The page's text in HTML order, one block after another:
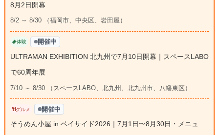
8月2日開幕
8/2 ～ 8/30 （福岡市、中央区、岩田屋）
体験 開催中
ULTRAMAN EXHIBITION 北九州で7月10日開幕｜スペースLABO
で60周年展
7/10 ～ 8/30 （スペースLABO、北九州、北九州市、八幡東区）
グルメ 開催中
そうめん小屋 in ベイサイド2026｜7月1日〜8月30日・メニュ